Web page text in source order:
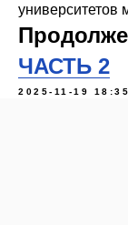
университетов
ЧАСТЬ 2
2025-11-19 18:35